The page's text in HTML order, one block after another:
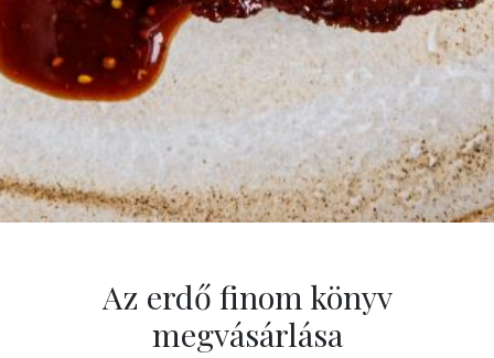
Az erdő finom könyv
megvásárlása